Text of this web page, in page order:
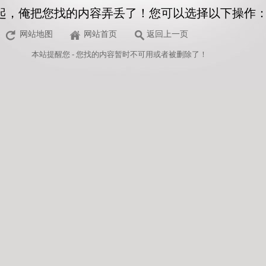
，俺把您找的内容弄丢了！您可以选择以下操作
网站地图 网站首页 返回上一页
本站提醒您 - 您找的内容暂时不可用或者被删除了！